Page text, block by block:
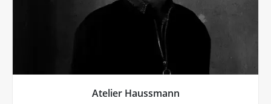
Atelier Haussmann
Todo lo relacionado con el acero está en buenas
manos con Andreas Hausmann y su equipo. Y quien
tenga en casa una estantería Poggibonsi auténtica
colgada en la pared sabe lo que estas manos son
capaces de hacer. Una estantería de pared así es para